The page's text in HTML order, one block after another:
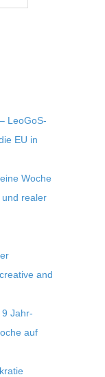
LeoGoS-
EU in
Woche
rea­ler
and
9 Jahr­
auf